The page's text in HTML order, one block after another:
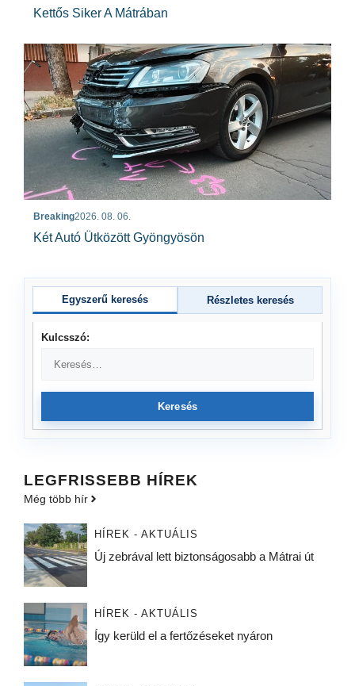
Kettős Siker A Mátrában
Breaking2026. 08. 06.
Két Autó Ütközött Gyöngyösön
Egyszerű keresés Részletes keresés
Kulcsszó:
Keresés
LEGFRISSEBB HÍREK
Még több hír
HÍREK - AKTUÁLIS
Új zebrával lett biztonságosabb a Mátrai út
HÍREK - AKTUÁLIS
Így kerüld el a fertőzéseket nyáron